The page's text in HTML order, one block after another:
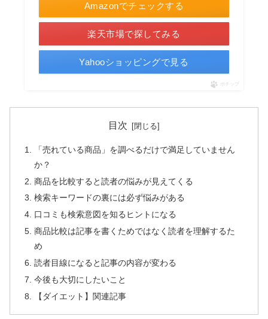
Amazonでチェックする
楽天市場で探してみる
Yahooショッピングで見る
ポチップ
目次
「売れている商品」を調べるだけで満足していません
か？
商品を比較すると読者の悩みが見えてくる
検索キーワードの裏には必ず悩みがある
口コミも検索意図を知るヒントになる
商品比較は記事を書くためではなく読者を理解するた
め
読者目線になると記事の内容が変わる
今後も大切にしたいこと
【ダイエット】関連記事